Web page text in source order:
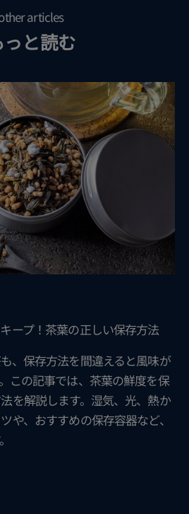
articles
っと読む
ープ！茶葉の正しい保存方法
、保存方法を間違えると風味が
この記事では、茶葉の鮮度を保
を解説します。湿気、光、熱か
や、おすすめの保存容器など、